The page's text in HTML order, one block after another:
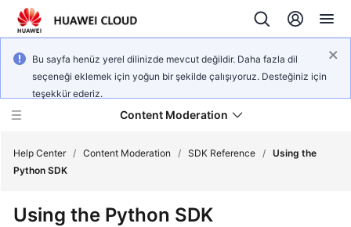
Bu sayfa henüz yerel dilinizde mevcut değildir. Daha fazla dil
seçeneği eklemek için yoğun bir şekilde çalışıyoruz. Desteğiniz için
teşekkür ederiz.
Content Moderation
New
Help Center / Content Moderation / SDK Reference / Using the
Python SDK
Using the Python SDK